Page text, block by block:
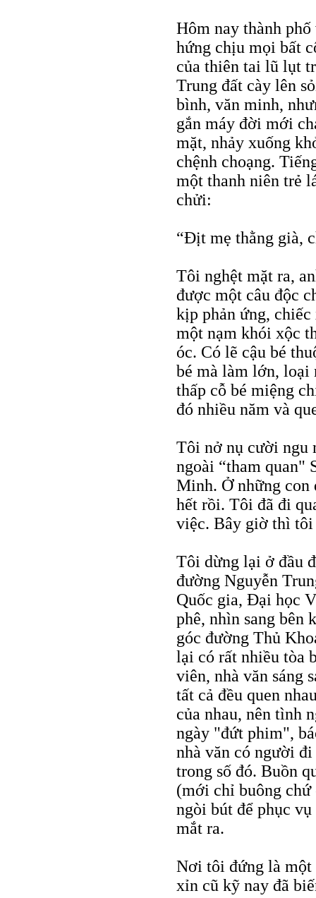
Hôm nay thành
hứng chịu mọi bất
của thiên tai lũ lụt
Trung đất cày lên
bình, văn minh,
gắn máy đời mới
mặt, nhảy xuống
chệnh choạng.
một thanh niên trẻ
chửi:
“Ðịt mẹ thằng già,
Tôi nghệt mặt ra,
được một câu độc
kịp phản ứng,
một nạm khói xộc
óc. Có lẽ cậu bé
bé mà làm lớn, loại
thấp cỗ bé miệng
đó nhiều năm và
Tôi nở nụ cười ngu
ngoài “tham quan"
Minh. Ở những
hết rồi. Tôi đã đi
việc. Bây giờ thì tôi
Tôi dừng lại ở đầu
đường Nguyễn
Quốc gia, Đại học
phê, nhìn sang bên
góc đường Thủ
lại có rất nhiều tòa
viên, nhà văn sáng
tất cả đều quen
của nhau, nên tình
ngày "đứt phim",
nhà văn có người
trong số đó. Buồn
(mới chỉ buông chứ
ngòi bút để phục
mắt ra.
Nơi tôi đứng là một
xỉn cũ kỹ nay đã